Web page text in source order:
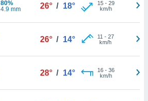
80%
4.9 mm
26° / 18° 15- 29
km/h
26° / 14° 11 - 27
km/h
28° / 14° 16- 36
km/h